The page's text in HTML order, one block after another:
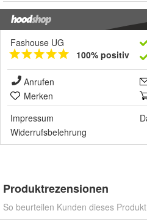
Fashouse UG
100% positiv
Anrufen
Merken
Impressum
Widerrufsbelehrung
Produktrezensionen
So beurteilen Kunden dieses